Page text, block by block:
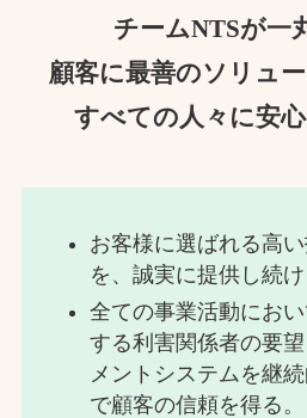
チームNTSが一
顧客に最善のソリュ
すべての人々に安心
お客様に選ばれる高
を、誠実に提供し続け
全ての事業活動にお
する利害関係者の要
メントシステムを継
で顧客の信頼を得る。